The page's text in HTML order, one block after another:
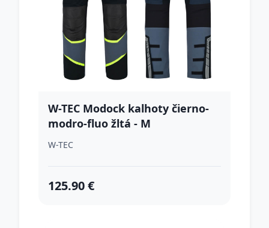
W-TEC Modock kalhoty čierno-
modro-fluo žltá - M
W-TEC
125.90 €